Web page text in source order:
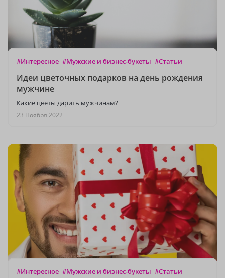
#Интересное #Мужские и бизнес-букеты #Статьи
Идеи цветочных подарков на день рождения
мужчине
Какие цветы дарить мужчинам?
23 Ноября 2022
#Интересное #Мужские и бизнес-букеты #Статьи